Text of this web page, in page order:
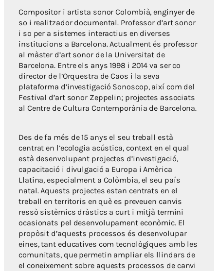
Compositor i artista sonor Colombià, enginyer de
so i realitzador documental. Professor d’art sonor
i so per a sistemes interactius en diverses
institucions a Barcelona. Actualment és professor
al màster d’art sonor de la Universitat de
Barcelona. Entre els anys 1998 i 2014 va ser co
director de l’Orquestra de Caos i la seva
plataforma d’investigació Sonoscop, així com del
Festival d’art sonor Zeppelin; projectes associats
al Centre de Cultura Contemporània de Barcelona.
Des de fa més de 15 anys el seu treball està
centrat en l’ecologia acústica, context en el qual
està desenvolupant projectes d’investigació,
capacitació i divulgació a Europa i Amèrica
Llatina, especialment a Colòmbia, el seu país
natal. Aquests projectes estan centrats en el
treball en territoris en què es preveuen canvis
ressò sistèmics dràstics a curt i mitjà termini
ocasionats pel desenvolupament econòmic. El
propòsit d’aquests processos és desenvolupar
eines, tant educatives com tecnològiques amb les
comunitats, que permetin ampliar els llindars de
el coneixement sobre aquests processos de canvi